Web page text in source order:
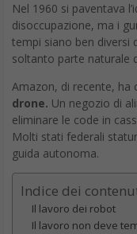
Nel 1960 si paventava
disoccupazione, ma i
tempi siano ben diversi
soltanto parte naturale
Amazon, di recente, ha
drone. Un negozio di
eliminare le code in
Molti stati federali
guida autonoma.
Indice dei
Il lavoro dei robot
Il lavoro non deve